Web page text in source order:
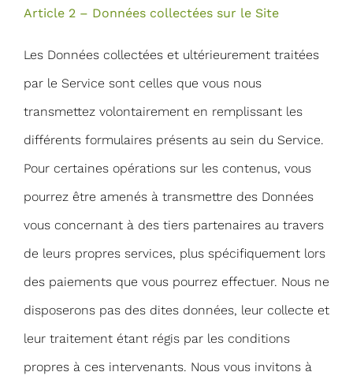
Article 2 – Données collectées sur le Site
Les Données collectées et ultérieurement traitées
par le Service sont celles que vous nous
transmettez volontairement en remplissant les
différents formulaires présents au sein du Service.
Pour certaines opérations sur les contenus, vous
pourrez être amenés à transmettre des Données
vous concernant à des tiers partenaires au travers
de leurs propres services, plus spécifiquement lors
des paiements que vous pourrez effectuer. Nous ne
disposerons pas des dites données, leur collecte et
leur traitement étant régis par les conditions
propres à ces intervenants. Nous vous invitons à